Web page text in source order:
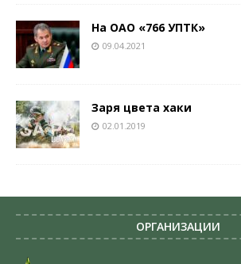
На ОАО «766 УПТК»
09.04.2021
Заря цвета хаки
02.01.2019
ОРГАНИЗАЦИИ